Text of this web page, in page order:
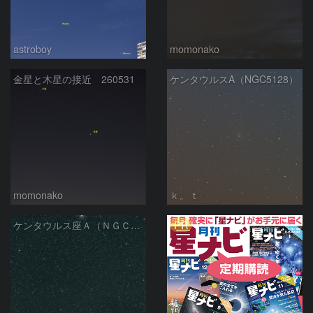
astroboy momonako
金星と木星の接近 260531
momonako
ケンタウルスA（NGC5128）
ｋ。ｔ
ケンタウルス座Ａ（ＮＧＣ５１２８）とオメガ星団 PR